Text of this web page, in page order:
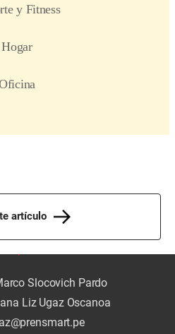
artículo
Slocovich Pardo
Liz Ugaz Oscanoa